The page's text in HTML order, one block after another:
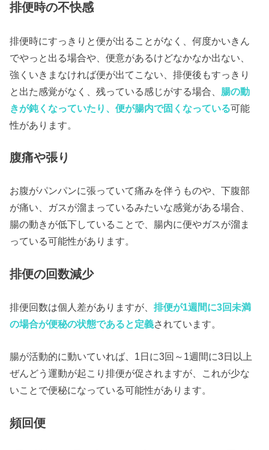
排便時の不快感
排便時にすっきりと便が出ることがなく、何度かいきん
でやっと出る場合や、便意があるけどなかなか出ない、
強くいきまなければ便が出てこない、排便後もすっきり
と出た感覚がなく、残っている感じがする場合、 腸の動
きが鈍くなっていたり、便が腸内で固くなっている可能
性があります。
腹痛や張り
お腹がパンパンに張っていて痛みを伴うものや、下腹部
が痛い、ガスが溜まっているみたいな感覚がある場合、
腸の動きが低下していることで、腸内に便やガスが溜ま
っている可能性があります。
排便の回数減少
排便回数は個人差がありますが、排便が1週間に3回未満
の場合が便秘の状態であると定義されています。
腸が活動的に動いていれば、1日に3回～1週間に3日以上
ぜんどう運動が起こり排便が促されますが、これが少な
いことで便秘になっている可能性があります。
頻回便